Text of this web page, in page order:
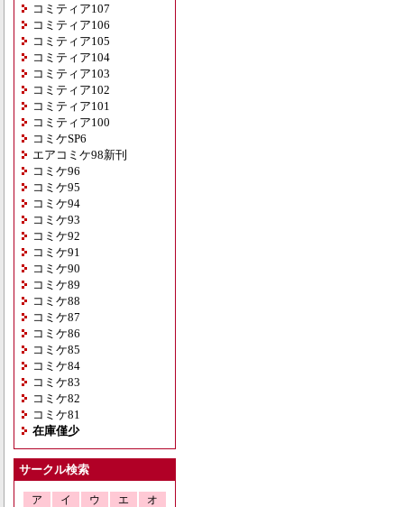
コミティア107
コミティア106
コミティア105
コミティア104
コミティア103
コミティア102
コミティア101
コミティア100
コミケSP6
エアコミケ98新刊
コミケ96
コミケ95
コミケ94
コミケ93
コミケ92
コミケ91
コミケ90
コミケ89
コミケ88
コミケ87
コミケ86
コミケ85
コミケ84
コミケ83
コミケ82
コミケ81
在庫僅少
サークル検索
ア イ ウ エ
オ